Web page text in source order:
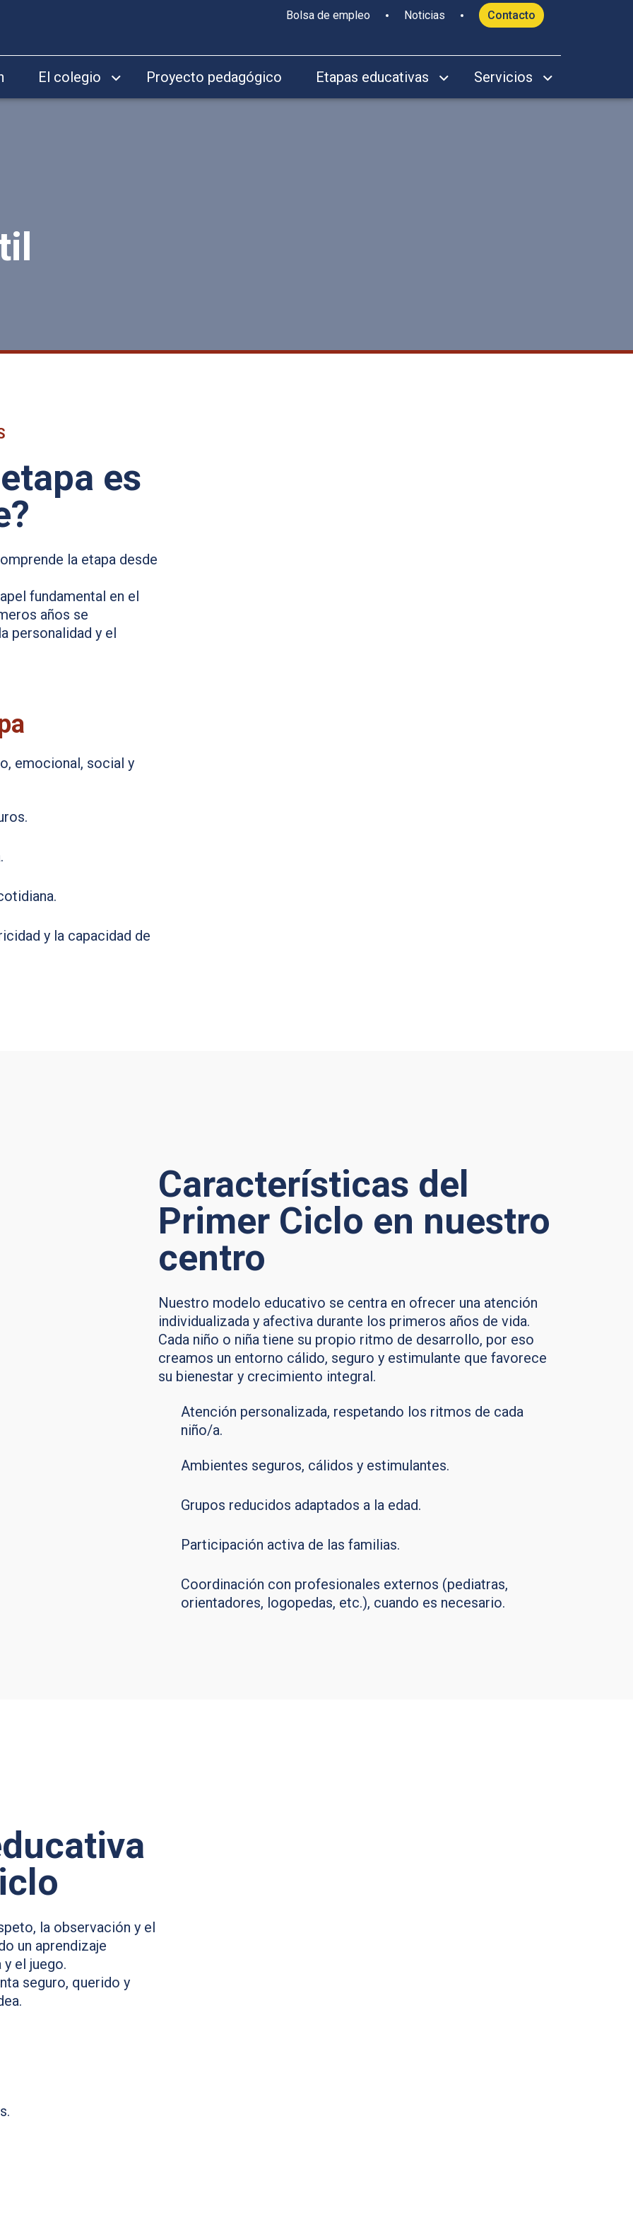
Bolsa de empleo Noticias Contacto
El colegio Proyecto pedagógico Etapas educativas Servicios
es
la etapa desde
fundamental en el
años se
personalidad y el
emocional, social y
y la capacidad de
Características del
Primer Ciclo en nuestro
centro
Nuestro modelo educativo se centra en ofrecer una atención
individualizada y afectiva durante los primeros años de vida.
Cada niño o niña tiene su propio ritmo de desarrollo, por eso
creamos un entorno cálido, seguro y estimulante que favorece
su bienestar y crecimiento integral.
Atención personalizada, respetando los ritmos de cada
niño/a.
Ambientes seguros, cálidos y estimulantes.
Grupos reducidos adaptados a la edad.
Participación activa de las familias.
Coordinación con profesionales externos (pediatras,
orientadores, logopedas, etc.), cuando es necesario.
la observación y el
un aprendizaje
el juego.
seguro, querido y